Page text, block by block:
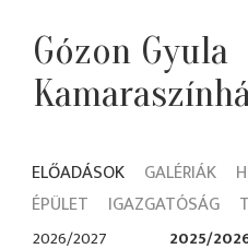
Gózon Gyula
ELŐADÁSOK GALÉRIÁK
ÉPÜLET
IGAZGATÓSÁG
2026/2027 2025/